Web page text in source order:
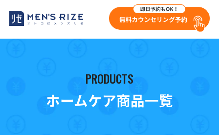
PRODUCTS
ホームケア商品一覧